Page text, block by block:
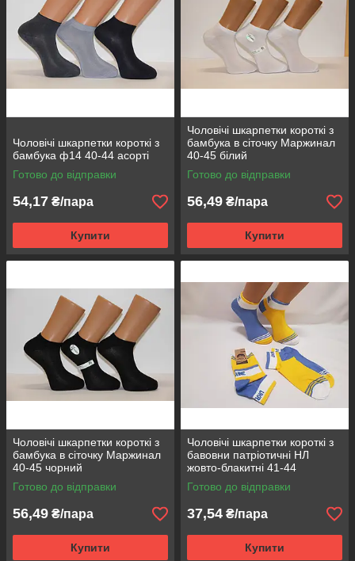
Чоловічі шкарпетки короткі з
бамбука ф14 40-44 асорті
Готово до відправки
54,17 ₴/пара
Купити
Чоловічі шкарпетки короткі з
бамбука в сіточку Маржинал
40-45 білий
Готово до відправки
56,49 ₴/пара
Купити
Чоловічі шкарпетки короткі з
бамбука в сіточку Маржинал
40-45 чорний
Готово до відправки
56,49 ₴/пара
Купити
Чоловічі шкарпетки короткі з
бавовни патріотичні НЛ
жовто-блакитні 41-44
Готово до відправки
37,54 ₴/пара
Купити